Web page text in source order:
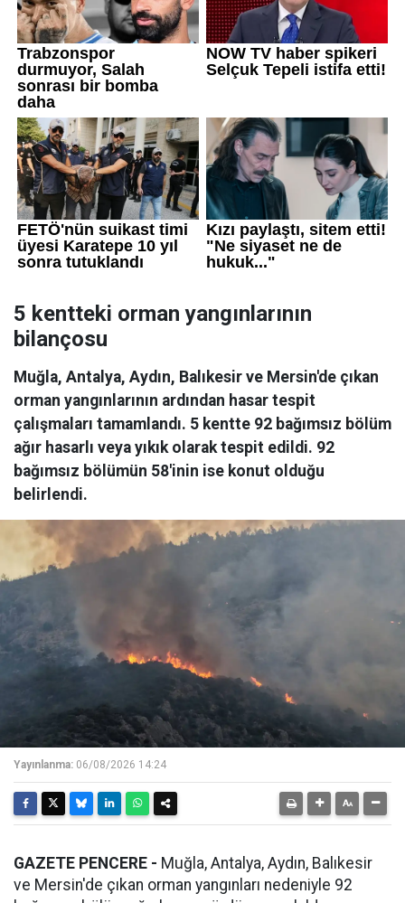
5 kentteki orman yangınlarının
bilançosu
Muğla, Antalya, Aydın, Balıkesir ve Mersin'de çıkan
orman yangınlarının ardından hasar tespit
çalışmaları tamamlandı. 5 kentte 92 bağımsız bölüm
ağır hasarlı veya yıkık olarak tespit edildi. 92
bağımsız bölümün 58'inin ise konut olduğu
belirlendi.
Yayınlanma: 06/08/2026 14:24
GAZETE PENCERE - Muğla, Antalya, Aydın, Balıkesir
ve Mersin'de çıkan orman yangınları nedeniyle 92